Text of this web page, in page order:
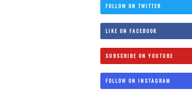
FOLLOW ON TWITTER
LIKE ON FACEBOOK
SUBSCRIBE ON YOUTUBE
FOLLOW ON INSTAGRAM